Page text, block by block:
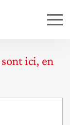
ici, en